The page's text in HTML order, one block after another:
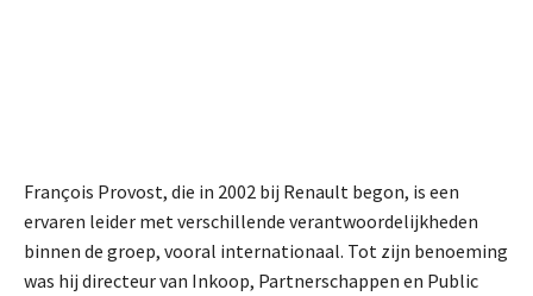
François Provost, die in 2002 bij Renault begon, is een
ervaren leider met verschillende verantwoordelijkheden
binnen de groep, vooral internationaal. Tot zijn benoeming
was hij directeur van Inkoop, Partnerschappen en Public